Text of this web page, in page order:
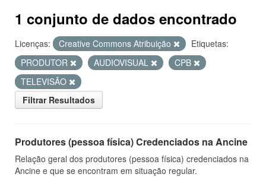
1 conjunto de dados encontrado
Licenças: Creative Commons Atribuição
Etiquetas:
PRODUTOR
AUDIOVISUAL
CPB
TELEVISÃO
Filtrar Resultados
Produtores (pessoa física) Credenciados na Ancine
Relação geral dos produtores (pessoa física) credenciados na
Ancine e que se encontram em situação regular.